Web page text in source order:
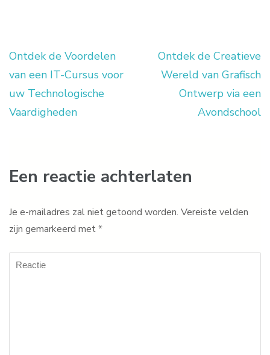
Berichtnavigatie
Ontdek de Voordelen
van een IT-Cursus voor
uw Technologische
Vaardigheden
Ontdek de Creatieve
Wereld van Grafisch
Ontwerp via een
Avondschool
Een reactie achterlaten
Je e-mailadres zal niet getoond worden. Vereiste velden
zijn gemarkeerd met*
Reactie